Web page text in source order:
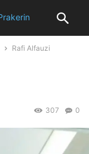
Rafi Alfauzi
0
307